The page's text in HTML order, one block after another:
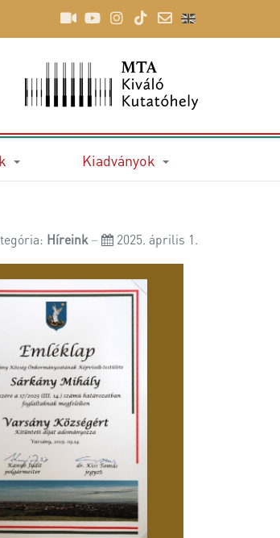
Kiadványok
Híreink 2025. április 1.